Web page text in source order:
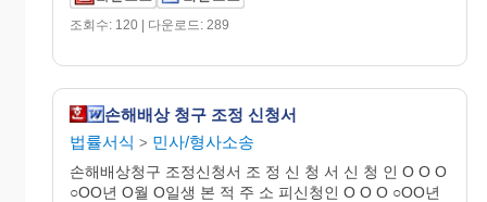
조회수: 120 | 다운로드: 289
손해배상 청구 조정 신청서
법률서식 > 민사/형사소송
손해배상청구 조정신청서 조 정 신 청 서 신 청 인 O O O
○OO년 O월 O일생 본 적 주 소 피신청인 O O O ○OO년